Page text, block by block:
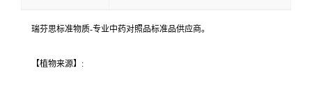
瑞芬思标准物质-专业中药对照品标准品供应商。
【植物来源】: